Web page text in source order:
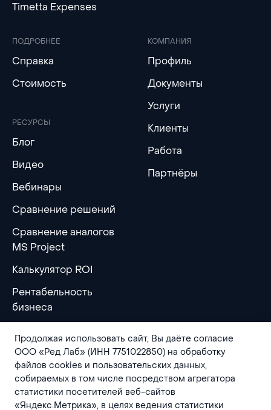
Timetta Expenses
ПОДРОБНЕЕ
Справка
Стоимость
РЕСУРСЫ
Блог
Видео
Вебинары
Сравнение решений
Сравнение аналогов
MS Project
Калькулятор ROI
Рентабельность
бизнеса
КОМПАНИЯ
Профиль
Документы
Услуги
Клиенты
Работа
Партнёры
Продолжая использовать сайт, Вы даёте согласие
ООО «Ред Лаб» (ИНН 7751022850) на обработку
файлов cookies и пользовательских данных,
собираемых в том числе посредством агрегатора
статистики посетителей веб-сайтов
«Яндекс.Метрика», в целях ведения статистики